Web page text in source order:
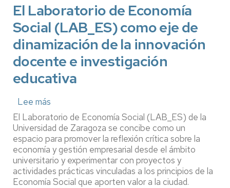
sanitaria
de
la
Covid-
19
El Laboratorio de Economía
Social (LAB_ES) como eje de
dinamización de la innovación
docente e investigación
educativa
Lee más
El
Laboratorio
de
Economía
Social
(LAB_ES)
como
eje
El Laboratorio de Economía Social (LAB_ES) de la
Universidad de Zaragoza se concibe como un
espacio para promover la reflexión crítica sobre la
economía y gestión empresarial desde el ámbito
universitario y experimentar con proyectos y
actividades prácticas vinculadas a los principios de la
Economía Social que aporten valor a la ciudad.